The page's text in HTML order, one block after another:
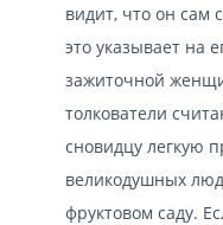
видит, что он сам
это указывает на
зажиточной
толкователи
сновидцу легкую
великодушных
фруктовом саду.